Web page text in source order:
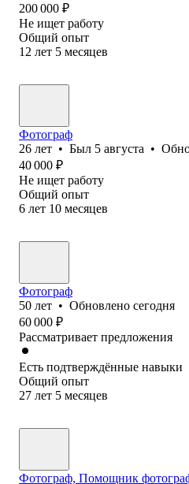
200 000 ₽
Не ищет работу
Общий опыт
12 лет 5 месяцев
Фотограф
26 лет • Был 5 августа •
40 000 ₽
Не ищет работу
Общий опыт
6 лет 10 месяцев
Фотограф
50 лет • Обновлено сегодня
60 000 ₽
Рассматривает предложения
Есть подтверждённые навыки
Общий опыт
27 лет 5 месяцев
Фотограф, Помощник